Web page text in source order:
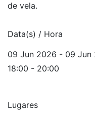
de vela.
Data(s) / Hora
09 Jun 2026 - 09 Jun
18:00 - 20:00
Lugares